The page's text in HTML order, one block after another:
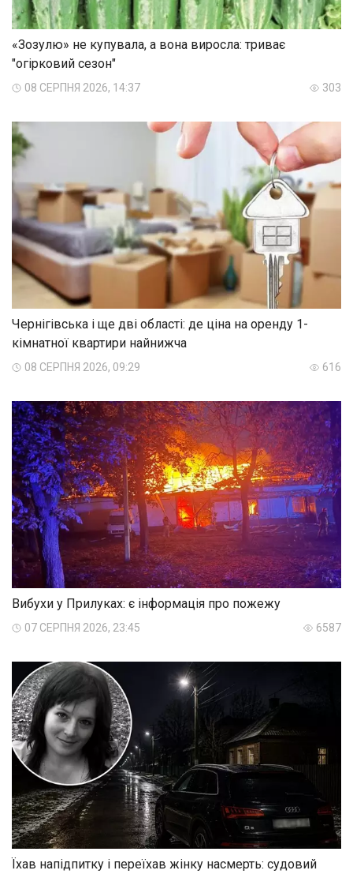
«Зозулю» не купувала, а вона виросла: триває
"огірковий сезон"
08 СЕРПНЯ 2026, 14:37 303
Чернігівська і ще дві області: де ціна на оренду 1-
кімнатної квартири найнижча
08 СЕРПНЯ 2026, 09:29 616
Вибухи у Прилуках: є інформація про пожежу
07 СЕРПНЯ 2026, 23:45 6587
Їхав напідпитку і переїхав жінку насмерть: судовий